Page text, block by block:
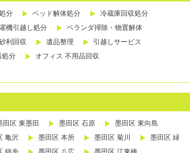
分 ベッド解体処分
冷蔵庫回収処分
機引越し処分
ベランダ掃除・物置解体
利回収 遺品整理
引越しサービス
処分
オフィス 不用品回収
田区 東墨田 墨田区 石原
墨田区 東向島
亀沢 墨田区 本所 墨田区 菊川
墨田区 緑